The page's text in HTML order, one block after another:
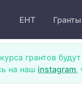
ЕНТ Гранты
грантов
на наш instagram,